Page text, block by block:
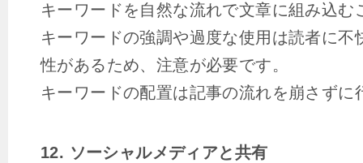
キーワードを自然な流れで文章に組み込む
キーワードの強調や過度な使用は読者に不
性があるため、注意が必要です。
キーワードの配置は記事の流れを崩さずに
12. ソーシャルメディアと共有